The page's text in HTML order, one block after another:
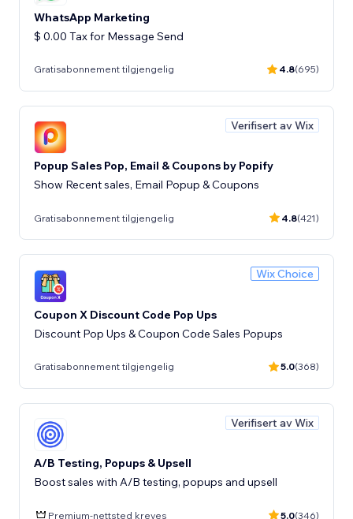
WhatsApp Marketing
$ 0.00 Tax for Message Send
Gratisabonnement tilgjengelig 4.8(695)
Verifisert av Wix
Popup Sales Pop, Email & Coupons by Popify
Show Recent sales, Email Popup & Coupons
Gratisabonnement tilgjengelig 4.8(421)
Wix Choice
Coupon X Discount Code Pop Ups
Discount Pop Ups & Coupon Code Sales Popups
Gratisabonnement tilgjengelig 5.0(368)
Verifisert av Wix
A/B Testing, Popups & Upsell
Boost sales with A/B testing, popups and upsell
Premium-nettsted kreves 5.0(346)